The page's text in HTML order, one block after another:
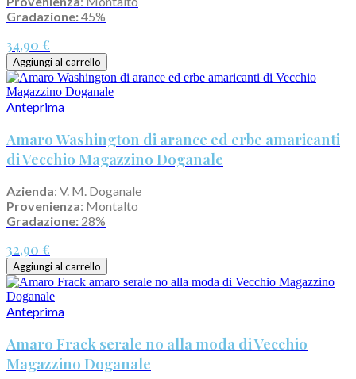
Gradazione:45%
34,90 €
Aggiungi al carrello
Anteprima
Amaro Washington di arance ed erbe amaricanti
di Vecchio Magazzino Doganale
Azienda: V. M. Doganale
Provenienza: Montalto
Gradazione: 28%
32,90 €
Aggiungi al carrello
Anteprima
Amaro Frack serale no alla moda di Vecchio
Magazzino Doganale